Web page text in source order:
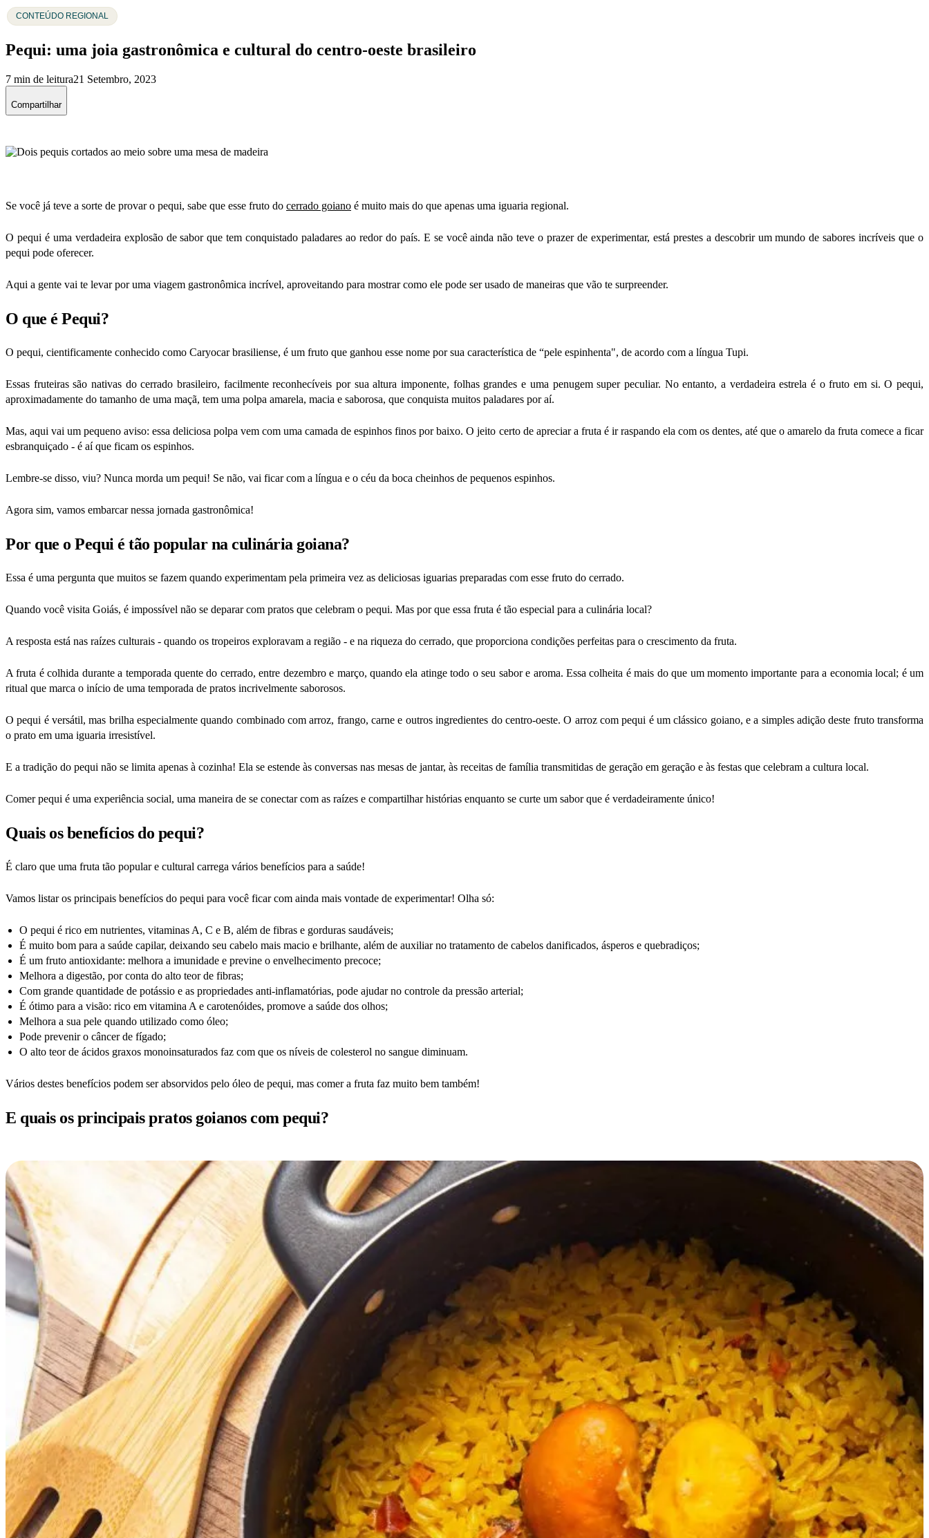
CONTEÚDO REGIONAL
Pequi: uma joia gastronômica e cultural do centro-oeste brasileiro
7 min de leitura21 Setembro, 2023
Compartilhar
Se você já teve a sorte de provar o pequi, sabe que esse fruto do cerrado goiano é muito mais do que apenas uma iguaria regional.
O pequi é uma verdadeira explosão de sabor que tem conquistado paladares ao redor do país. E se você ainda não teve o prazer de experimentar, está prestes a descobrir um mundo de sabores incríveis que o
pequi pode oferecer.
Aqui a gente vai te levarporuma viagem gastronômica incrível, aproveitando para mostrar como ele pode ser usado de maneiras que vão te surpreender.
O que é Pequi?
O pequi, cientificamente conhecido como Caryocar brasiliense, é um fruto que ganhou esse nome por sua característica de “pele espinhenta", de acordo com a língua Tupi.
Essas fruteiras são nativas do cerrado brasileiro, facilmente reconhecíveis por sua altura imponente, folhas grandes e uma penugem super peculiar. No entanto, a verdadeira estrela é o fruto em si. O pequi,
aproximadamente do tamanho de uma maçã, tem uma polpa amarela, macia e saborosa, que conquista muitos paladares por aí.
Mas, aqui vai um pequeno aviso: essa deliciosa polpa vem com uma camada de espinhos finos por baixo. O jeito certo de apreciar a fruta é ir raspando ela com os dentes, até que o amarelo da fruta comece a ficar
esbranquiçado - é aí que ficam os espinhos.
Lembre-se disso, viu? Nunca morda um pequi! Se não, vai ficar com a língua e o céu da boca cheinhos de pequenos espinhos.
Agora sim, vamos embarcar nessa jornada gastronômica!
Por que o Pequi é tão popular na culinária goiana?
Essa é uma pergunta que muitos se fazem quando experimentam pela primeira vez as deliciosas iguarias preparadas com esse fruto do cerrado.
Quando você visita Goiás, é impossível não se deparar com pratos que celebram o pequi. Mas por que essa fruta é tão especial para a culinária local?
A resposta está nas raízes culturais - quando os tropeiros exploravam a região - e na riqueza do cerrado, que proporciona condições perfeitas para o crescimento da fruta.
A fruta é colhida durante a temporada quente do cerrado, entre dezembro e março, quando ela atinge todo o seu sabor e aroma. Essa colheita é mais do que um momento importante para a economia local; é um
ritual que marca o início de uma temporada de pratos incrivelmente saborosos.
O pequi é versátil, mas brilha especialmente quando combinado com arroz, frango, carne e outros ingredientes do centro-oeste. O arroz com pequi é um clássico goiano, e a simples adição deste fruto transforma
o prato em uma iguaria irresistível.
E a tradição do pequi não se limita apenas à cozinha! Ela se estende às conversas nas mesas de jantar, às receitas de família transmitidas de geração em geração e às festas que celebram a cultura local.
Comer pequi é uma experiência social, uma maneira de se conectar com as raízes e compartilhar histórias enquanto se curte um sabor que é verdadeiramente único!
Quais os benefícios do pequi?
É claro que uma fruta tão popular e cultural carrega vários benefícios para a saúde!
Vamos listar os principais benefícios do pequi para você ficar com ainda mais vontade de experimentar! Olha só:
O pequi é rico em nutrientes, vitaminas A, C e B, além de fibras e gorduras saudáveis;
É muito bom para a saúde capilar, deixando seu cabelo mais macio e brilhante, além de auxiliar no tratamento de cabelos danificados, ásperos e quebradiços;
É um fruto antioxidante: melhora a imunidade e previne o envelhecimento precoce;
Melhora a digestão, por conta do alto teor de fibras;
Com grande quantidade de potássio e as propriedades anti-inflamatórias, pode ajudar no controle da pressão arterial;
É ótimo para a visão: rico em vitamina A e carotenóides, promove a saúde dos olhos;
Melhora a sua pele quando utilizado como óleo;
Pode prevenir o câncer de fígado;
O alto teor de ácidos graxos monoinsaturados faz com que os níveis de colesterol no sangue diminuam.
Vários destes benefícios podem ser absorvidos pelo óleo de pequi, mas comer a fruta faz muito bem também!
E quais os principais pratos goianos com pequi?